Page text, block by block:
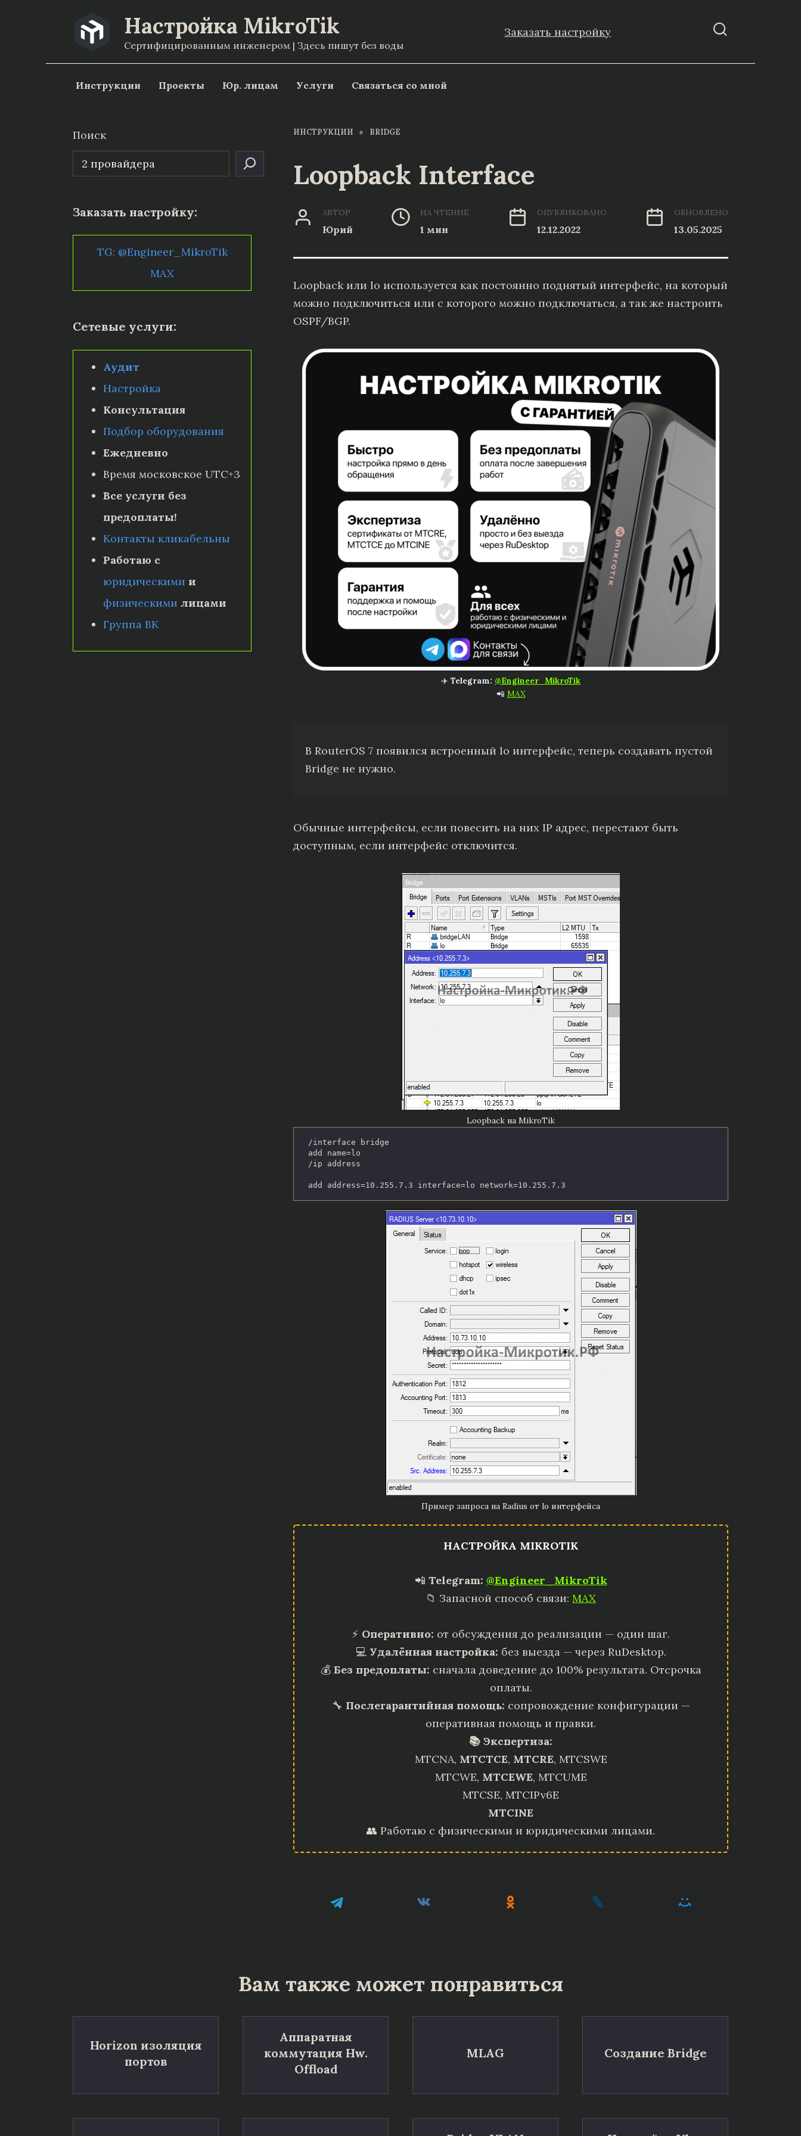
Настройка MikroTik
Сертифицированным инженером | Здесь пишут без воды
Заказать настройку
Инструкции Проекты Юр. лицам Услуги Связаться со мной
ИНСТРУКЦИИ » BRIDGE
Loopback Interface
АВТОР
Юрий
НА ЧТЕНИЕ
1 мин
ОПУБЛИКОВАНО
12.12.2022
ОБНОВЛЕНО
13.05.2025
Loopback или lo используется как постоянно поднятый интерфейс, на который
можно подключиться или с которого можно подключаться, а так же настроить
OSPF/BGP.
✈️ Telegram: @Engineer_MikroTik
📲 MAX
В RouterOS 7 появился встроенный lo интерфейс, теперь создавать пустой
Bridge не нужно.
Обычные интерфейсы, если повесить на них IP адрес, перестают быть
доступным, если интерфейс отключится.
Loopback на MikroTik
/interface bridge
add name=lo
/ip address
add address=10.255.7.3 interface=lo network=10.255.7.3
Пример запроса на Radius от lo интерфейса
НАСТРОЙКА MIKROTIK
📲 Telegram: @Engineer_MikroTik
📁 Запасной способ связи: MAX
⚡ Оперативно: от обсуждения до реализации — один шаг.
💻 Удалённая настройка: без выезда — через RuDesktop.
💰 Без предоплаты: сначала доведение до 100% результата. Отсрочка
оплаты.
🔧 Послегарантийная помощь: сопровождение конфигурации —
оперативная помощь и правки.
📚 Экспертиза:
MTCNA, MTCTCE, MTCRE, MTCSWE
MTCWE, MTCEWE, MTCUME
MTCSE, MTCIPv6E
MTCINE
👥 Работаю с физическими и юридическими лицами.
Поиск
Заказать настройку:
TG: @Engineer_MikroTik
MAX
Сетевые услуги:
Аудит
Настройка
Консультация
Подбор оборудования
Ежедневно
Время московское UTC+3
Все услуги без
предоплаты!
Контакты кликабельны
Работаю с
юридическими и
физическими лицами
Группа ВК
Вам также может понравиться
Horizon изоляция
портов
Аппаратная
коммутация Hw.
Offload
MLAG Создание Bridge